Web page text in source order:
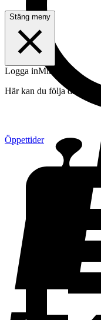
Öppettider
Stäng meny
Logga inMitt konto
Här kan du följa din